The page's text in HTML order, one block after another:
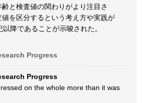
と検査値の関わりがより注目さ
を区分するという考え方や実践が
降であることが示唆された。
Progress
Progress
on the whole more than it was